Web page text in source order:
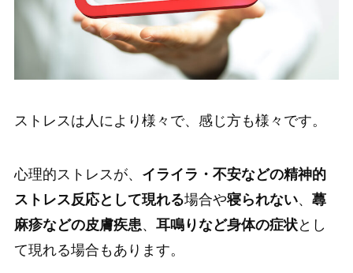
ストレスは人により様々で、感じ方も様々です。
心理的ストレスが、 イライラ・不安などの精神的
ストレス反応として現れる場合や寝られない、 蕁
麻疹などの皮膚疾患、 耳鳴りなど身体の症状とし
て現れる場合もあります。